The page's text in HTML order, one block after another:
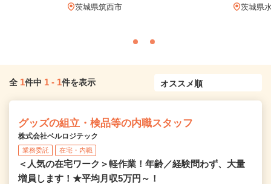
茨城県筑西市
茨城県
全 1件中 1 - 1件を表示
グッズの組立・検品等の内職スタッフ
株式会社ベルロジテック
業務委託 在宅・内職
＜人気の在宅ワーク＞軽作業！年齢／経験問わず、大量
増員します！★平均月収5万円～！